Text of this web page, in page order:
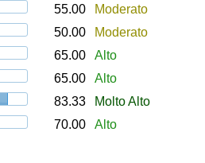
55.00
Moderato
50.00
Moderato
65.00
Alto
65.00
Alto
83.33
Molto Alto
70.00 Alto